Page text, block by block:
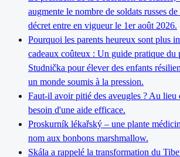
augmente le nombre de soldats russes
décret entre en vigueur le 1er août 2026.
Pourquoi les parents heureux sont plus
cadeaux coûteux : Un guide pratique du
Studnička pour élever des enfants
un monde soumis à la pression.
Faut-il avoir pitié des aveugles ? Au lieu
besoin d'une aide efficace.
Proskurník lékařský – une plante
nom aux bonbons marshmallow.
Skála a rappelé la transformation du